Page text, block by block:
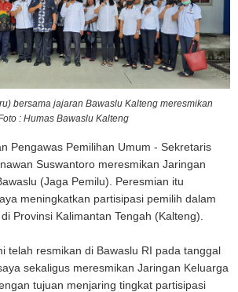
bersama jajaran Bawaslu Kalteng meresmikan
: Humas Bawaslu Kalteng
Pengawas Pemilihan Umum - Sekretaris
Suswantoro meresmikan Jaringan
(Jaga Pemilu). Peresmian itu
meningkatkan partisipasi pemilih dalam
Provinsi Kalimantan Tengah (Kalteng).
telah resmikan di Bawaslu RI pada tanggal
sekaligus meresmikan Jaringan Keluarga
tujuan menjaring tingkat partisipasi